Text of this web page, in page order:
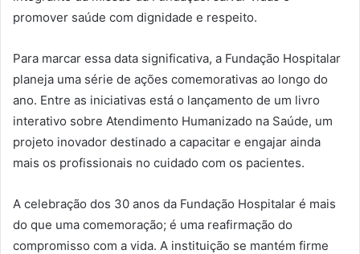
promover saúde com dignidade e respeito.
Para marcar essa data significativa, a Fundação Hospitalar
planeja uma série de ações comemorativas ao longo do
ano. Entre as iniciativas está o lançamento de um livro
interativo sobre Atendimento Humanizado na Saúde, um
projeto inovador destinado a capacitar e engajar ainda
mais os profissionais no cuidado com os pacientes.
A celebração dos 30 anos da Fundação Hospitalar é mais
do que uma comemoração; é uma reafirmação do
compromisso com a vida. A instituição se mantém firme